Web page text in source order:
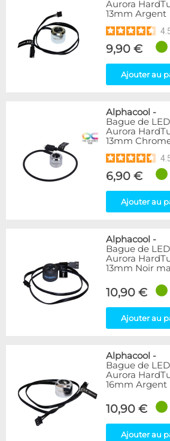
Marque
Alphacool
56
DocMicro
27
17
2
15
3
Mayhems
12
Monsoon
3
Tygon
XSPC
7
9
15
Plexi
5
Rouge
Transparent
40
Vert
Disponibilité / Promotions
Articles en promotions
Appliquer
Aurora
13mm Argent
9,90 €
Ajouter au
Alphacool -
Bague de
Aurora
13mm
6,90 €
Ajouter au
Alphacool -
Bague de
Aurora
13mm Noir
10,90 €
Ajouter au
Alphacool -
Bague de
Aurora
16mm Argent
10,90 €
Ajouter au